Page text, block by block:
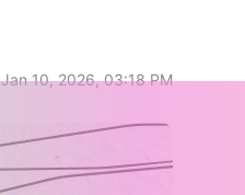
Jan 10, 2026, 03:18 PM